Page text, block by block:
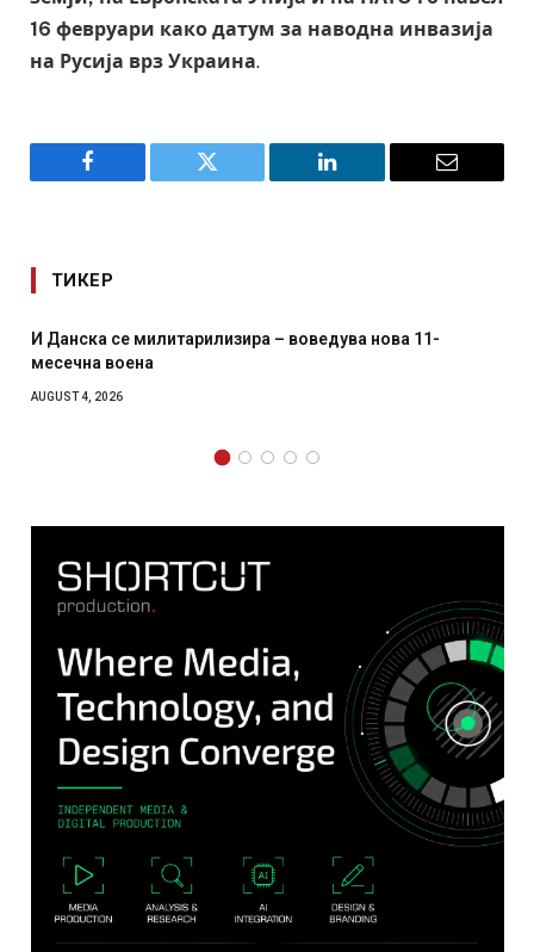
16 февруари како датум за наводна инвазија
на Русија врз Украина.
Facebook Twitter LinkedIn Email
ТИКЕР
– воведува нова 11-
Уште двајца починаа од